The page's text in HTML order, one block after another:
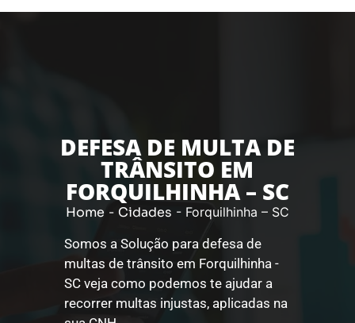
DEFESA DE MULTA DE
TRÂNSITO EM
FORQUILHINHA – SC
Home - Cidades - Forquilhinha – SC
Somos a Solução para defesa de
multas de trânsito em Forquilhinha -
SC veja como podemos te ajudar a
recorrer multas injustas, aplicadas na